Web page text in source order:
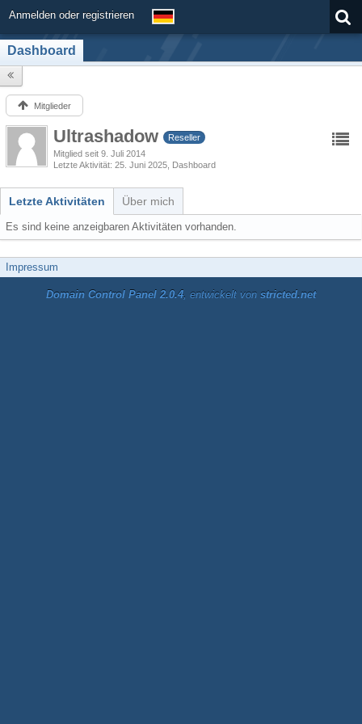
Anmelden oder registrieren
Dashboard
Mitglieder
Ultrashadow
Reseller
Mitglied seit 9. Juli 2014
Letzte Aktivität 25. Juni 2025 , Dashboard
Letzte Aktivitäten Über mich
Es sind keine anzeigbaren Aktivitäten vorhanden.
Impressum
Domain Control Panel 2.0.4, entwickelt von stricted.net